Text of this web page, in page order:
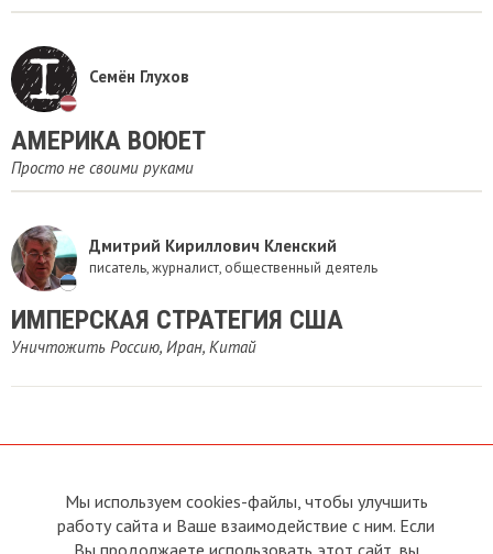
Семён Глухов
АМЕРИКА ВОЮЕТ
Просто не своими руками
Дмитрий Кириллович Кленский
писатель, журналист, общественный деятель
ИМПЕРСКАЯ СТРАТЕГИЯ США
Уничтожить Россию, Иран, Китай
О сайте
Прямая связь с
Председателем
Мы используем cookies-файлы, чтобы улучшить
работу сайта и Ваше взаимодействие с ним. Если
Вы продолжаете использовать этот сайт, вы